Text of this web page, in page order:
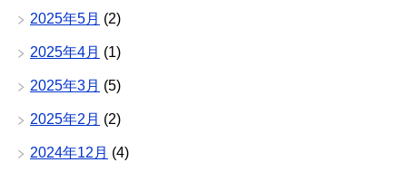
2025年5月 (2)
2025年4月 (1)
2025年3月 (5)
2025年2月 (2)
2024年12月 (4)